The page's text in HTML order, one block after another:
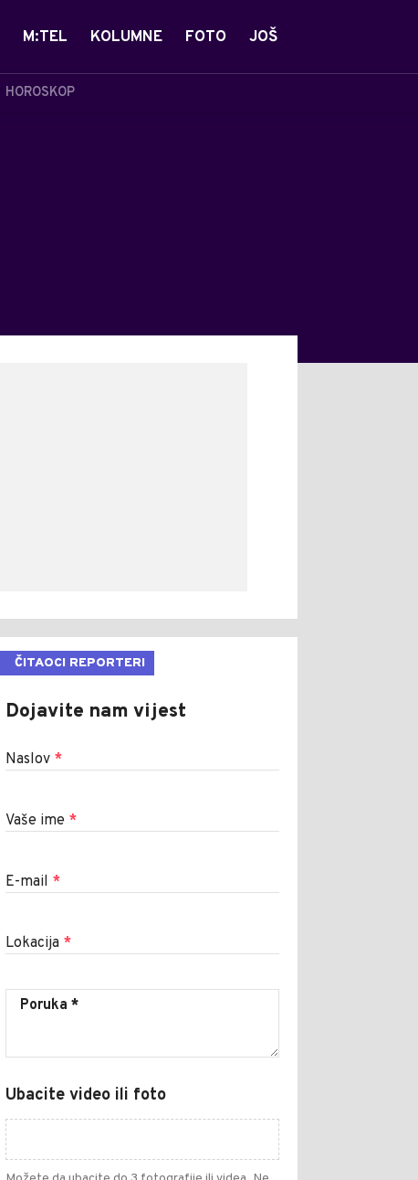
HOROSKOP
M:TEL KOLUMNE FOTO JOŠ
ČITAOCI REPORTERI
Dojavite nam vijest
Naslov *
Vaše ime *
E-mail *
Lokacija *
Ubacite video ili foto